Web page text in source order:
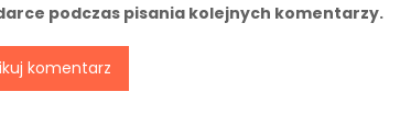
podczas pisania kolejnych komentarzy.